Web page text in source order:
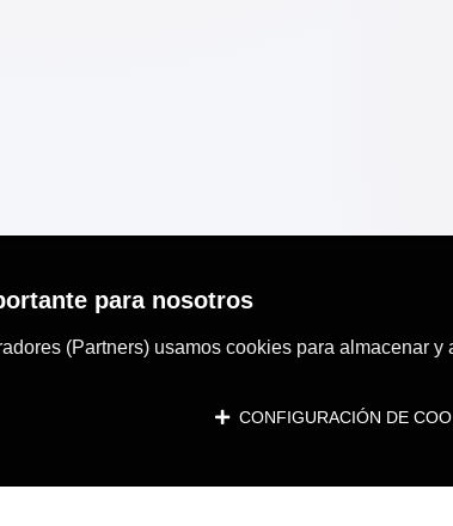
para nosotros
(Partners) usamos cookies para almacenar
CONFIGURACIÓN DE